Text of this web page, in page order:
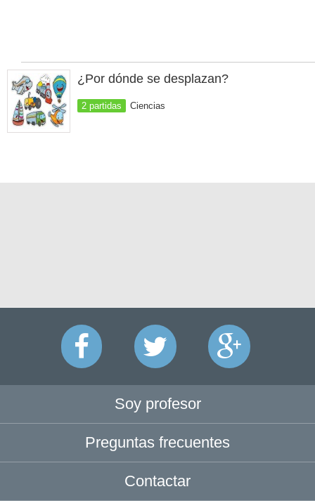
¿Por dónde se desplazan?
2 partidas Ciencias
Soy profesor
Preguntas frecuentes
Contactar